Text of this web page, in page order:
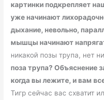
картинки подкрепляет
уже начинают
дыхание, невольно,
мышцы начинают
никакой позы трупа, нет
поза трупа? Объяснение
когда вы лежите, и вам
Тигр сейчас вас схватит